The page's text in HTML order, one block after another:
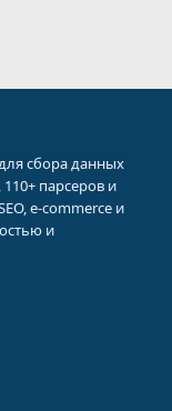
сбора данных
парсеров и
e-commerce и
и